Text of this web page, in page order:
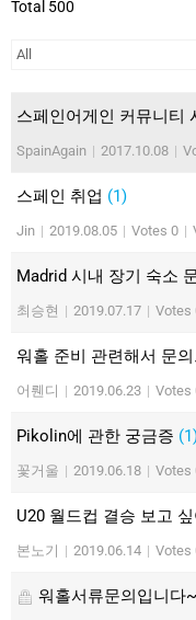
Total 500
스페인어게인 커뮤니티
SpainAgain | 2017.10.08 |
스페인 취업 (1)
Jin | 2019.08.05 | Votes 0 |
Madrid 시내 장기 숙소
최승현 | 2019.07.17 | Votes
워홀 준비 관련해서 문
어뤤디 | 2019.06.23 | Votes
Pikolin에 관한 궁금증
꽃거울 | 2019.06.18 | Votes
U20 월드컵 결승 보고
본노기 | 2019.06.14 | Votes
워홀서류문의입니다~